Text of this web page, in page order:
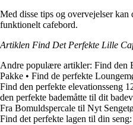
Med disse tips og overvejelser
funktionelt cafebord.
Artiklen Find Det Perfekte Lille
Andre populære artikler: Find den
Pakke • Find de perfekte
Find den perfekte elevationsseng
den perfekte bademåtte til dit
Fra Bomuldspercale til Nyt
Find det perfekte lagen til din